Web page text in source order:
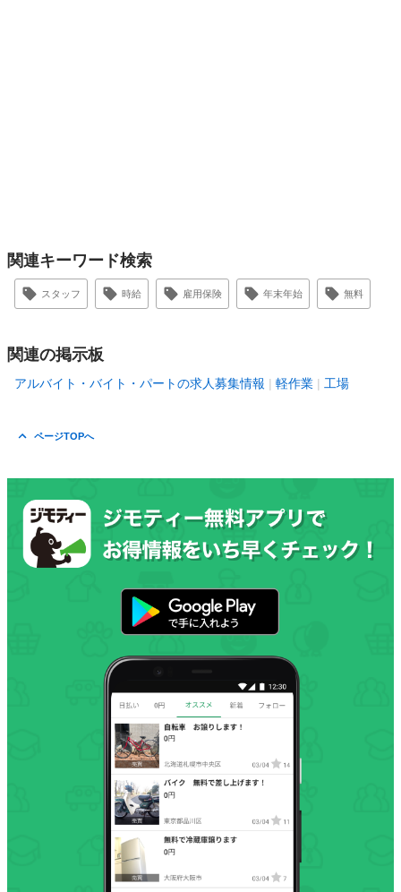
関連キーワード検索
スタッフ 時給 雇用保険 年末年始 無料
関連の掲示板
アルバイト・バイト・パートの求人募集情報 軽作業 工場
ページTOPへ